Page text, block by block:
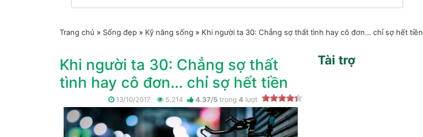
Trang chủ » Sống đẹp » Kỹ năng sống » Khi người ta 30: Chẳng sợ thất tình hay cô đơn... chỉ sợ hết tiền
Khi người ta 30: Chẳng sợ thất
tình hay cô đơn... chỉ sợ hết tiền
13/10/2017 5.214 4.37/5 trong 4lượt
Tài trợ